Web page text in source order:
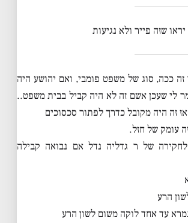
שזה פייר ולא נגיעות
ככה, סוג של משפט פומבי, ואם יהושע היה
לי שעכן אשם זה לא היה קביל בבית משפט..
זה היה מקובל כדרך לפתור סכסוכים
עומק של חזל.
של ר גדליה נדל אם נבואה קבילה
הרע
עד אחד לוקה משום לשון הרע